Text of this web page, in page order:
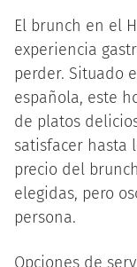
El brunch en el
experiencia
perder. Situado
española, este
de platos
satisfacer hasta
precio del
elegidas, pero
persona.
Opciones de